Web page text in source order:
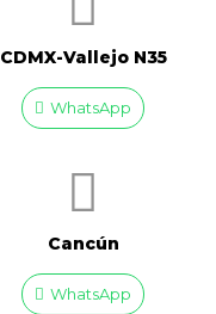
CDMX-Vallejo N35
WhatsApp
Cancún
WhatsApp